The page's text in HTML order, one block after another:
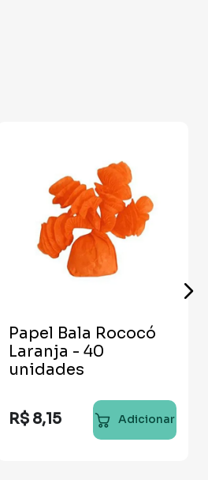
Papel Bala Rococó
Laranja - 40
unidades
R$ 8,15 Adicionar